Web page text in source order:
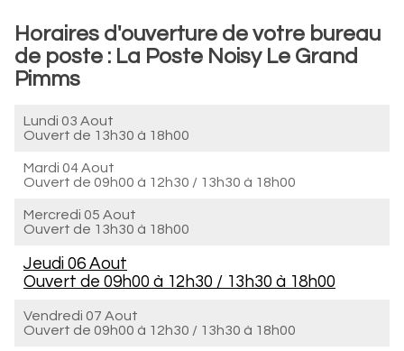
Horaires d'ouverture de votre bureau
de poste : La Poste Noisy Le Grand
Pimms
Lundi 03 Aout
Ouvert de 13h30 à 18h00
Mardi 04 Aout
Ouvert de 09h00 à 12h30 / 13h30 à 18h00
Mercredi 05 Aout
Ouvert de 13h30 à 18h00
Jeudi 06 Aout
Ouvert de 09h00 à 12h30 / 13h30 à 18h00
Vendredi 07 Aout
Ouvert de 09h00 à 12h30 / 13h30 à 18h00